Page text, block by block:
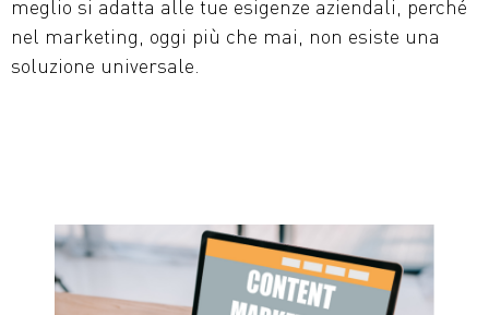
meglio si adatta alle tue esigenze aziendali, perché
nel marketing, oggi più che mai, non esiste una
soluzione universale.